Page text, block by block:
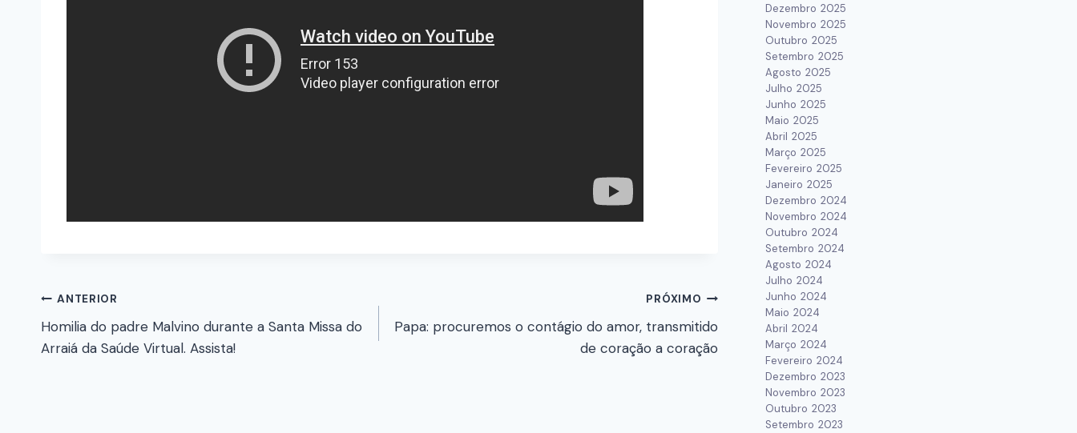
ANTERIOR
Homilia do padre Malvino durante a Santa Missa do
Arraiá da Saúde Virtual. Assista!
PRÓXIMO
Papa: procuremos o contágio do amor, transmitido
de coração a coração
Dezembro 2025
Novembro 2025
Outubro 2025
Setembro 2025
Agosto 2025
Julho 2025
Junho 2025
Maio 2025
Abril 2025
Março 2025
Fevereiro 2025
Janeiro 2025
Dezembro 2024
Novembro 2024
Outubro 2024
Setembro 2024
Agosto 2024
Julho 2024
Junho 2024
Maio 2024
Abril 2024
Março 2024
Fevereiro 2024
Dezembro 2023
Novembro 2023
Outubro 2023
Setembro 2023